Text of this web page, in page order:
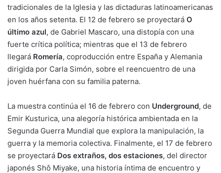
tradicionales de la Iglesia y las dictaduras latinoamericanas
en los años setenta. El 12 de febrero se proyectará O
último azul, de Gabriel Mascaro, una distopía con una
fuerte crítica política; mientras que el 13 de febrero
llegará Romería, coproducción entre España y Alemania
dirigida por Carla Simón, sobre el reencuentro de una
joven huérfana con su familia paterna.
La muestra continúa el 16 de febrero con Underground, de
Emir Kusturica, una alegoría histórica ambientada en la
Segunda Guerra Mundial que explora la manipulación, la
guerra y la memoria colectiva. Finalmente, el 17 de febrero
se proyectará Dos extraños, dos estaciones, del director
japonés Shô Miyake, una historia íntima de encuentro y